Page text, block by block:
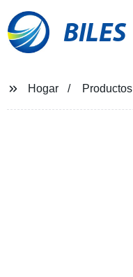
BILES
Hogar Productos